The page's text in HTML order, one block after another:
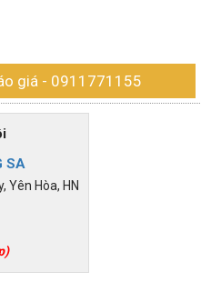
giá - 0911771155
SA
Yên Hòa, HN